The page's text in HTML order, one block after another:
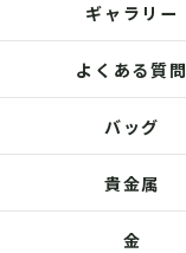
ギャラリー
よくある質問
バッグ
貴金属
金